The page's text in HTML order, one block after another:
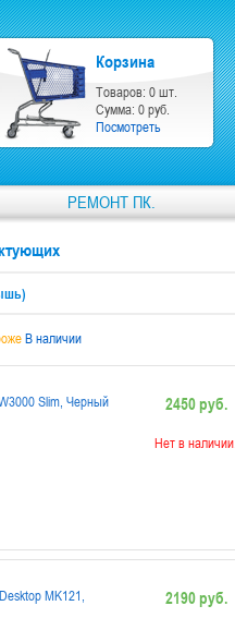
Корзина
Товаров: 0 шт.
Сумма: 0 руб.
Посмотреть
РЕМОНТ ПК.
В наличии
Slim, Черный 2450 руб.
Нет в наличии.
MK121,
2190 руб.